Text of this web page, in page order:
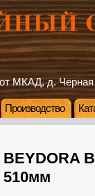
МКАД, д. Черная
Производство
BEYDORA
510мм